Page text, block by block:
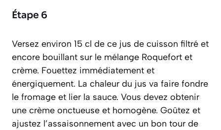
Étape 6
Versez environ 15 cl de ce jus de cuisson filtré et
encore bouillant sur le mélange Roquefort et
crème. Fouettez immédiatement et
énergiquement. La chaleur du jus va faire fondre
le fromage et lier la sauce. Vous devez obtenir
une crème onctueuse et homogène. Goûtez et
ajustez l’assaisonnement avec un bon tour de